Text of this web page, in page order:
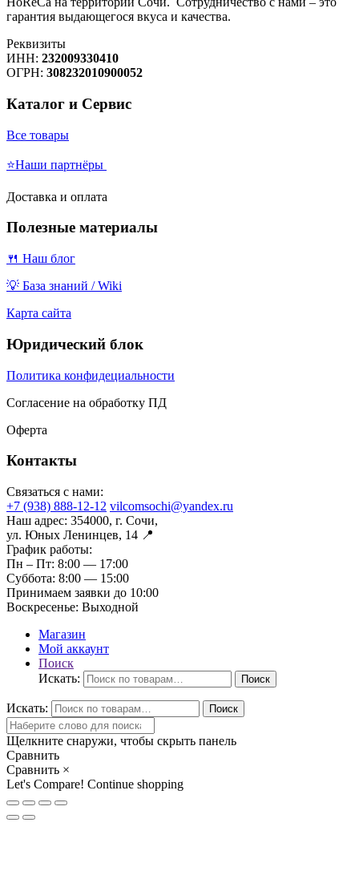
гарантия выдающегося вкуса и качества.
Реквизиты
ИНН: 232009330410
ОГРН: 308232010900052
Каталог и Сервис
Все товары
⭐Наши партнёры
Доставка и оплата
Полезные материалы
🍴 Наш блог
💡 База знаний / Wiki
Карта сайта
Юридический блок
Политика конфидециальности
Согласение на обработку ПД
Оферта
Контакты
Связаться с нами:
+7 (938) 888-12-12 vilcomsochi@yandex.ru
Наш адрес: 354000, г. Сочи,
ул. Юных Ленинцев, 14 📍
График работы:
Пн – Пт: 8:00 — 17:00
Суббота: 8:00 — 15:00
Принимаем заявки до 10:00
Воскресенье: Выходной
Магазин
Мой аккаунт
Поиск
Искать:
Поиск
Искать: Поиск
Щелкните снаружи, чтобы скрыть панель
Сравнить
Сравнить ×
Let's Compare! Continue shopping